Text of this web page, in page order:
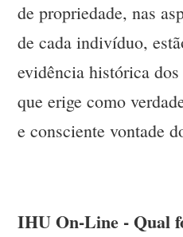
de propriedade, nas
de cada indivíduo,
evidência histórica
que erige como
e consciente vontade
IHU On-Line - Qual